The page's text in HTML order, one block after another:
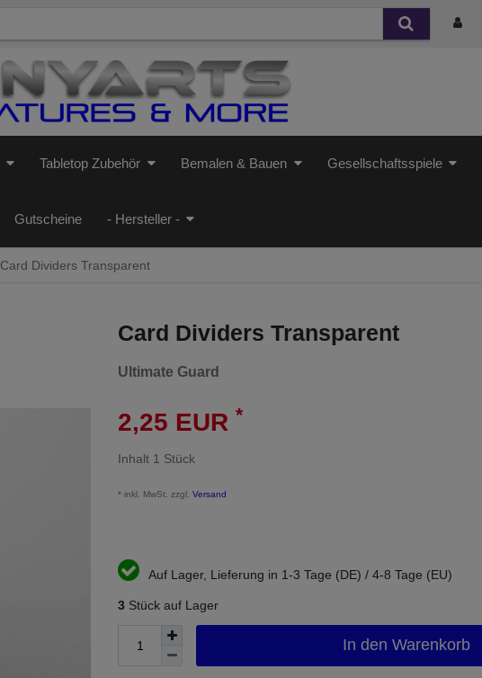
Tabletop Zubehör Bemalen & Bauen Gesellschaftsspiele
Gutscheine - Hersteller -
Card Dividers Transparent
Card Dividers Transparent
Ultimate Guard
2,25 EUR *
Inhalt 1 Stück
* inkl. MwSt. zzgl. Versand
Auf Lager, Lieferung in 1-3 Tage (DE) / 4-8 Tage (EU)
3 Stück auf Lager
In den Warenkorb